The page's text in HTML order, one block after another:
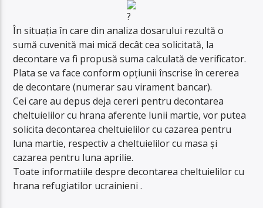
În situația în care din analiza dosarului rezultă o
sumă cuvenită mai mică decât cea solicitată, la
decontare va fi propusă suma calculată de verificator.
Plata se va face conform opțiunii înscrise în cererea
de decontare (numerar sau virament bancar).
Cei care au depus deja cereri pentru decontarea
cheltuielilor cu hrana aferente lunii martie, vor putea
solicita decontarea cheltuielilor cu cazarea pentru
luna martie, respectiv a cheltuielilor cu masa și
cazarea pentru luna aprilie.
Toate informatiile despre decontarea cheltuielilor cu
hrana refugiatilor ucrainieni.